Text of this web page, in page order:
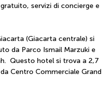
servizi di concierge e
(Giacarta centrale) si
da Parco Ismail Marzuki e
Questo hotel si trova a 2,7
Centro Commerciale Grand